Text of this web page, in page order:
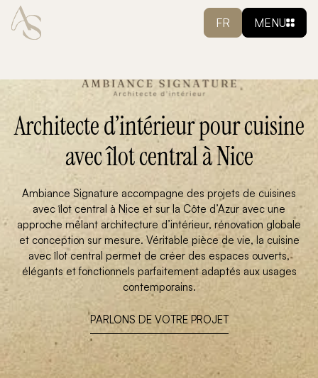
FR MENU
Architecte d’intérieur pour cuisine
avec îlot central à Nice
Ambiance Signature accompagne des projets de cuisines
avec îlot central à Nice et sur la Côte d’Azur avec une
approche mêlant architecture d’intérieur, rénovation globale
et conception sur mesure. Véritable pièce de vie, la cuisine
avec îlot central permet de créer des espaces ouverts,
élégants et fonctionnels parfaitement adaptés aux usages
contemporains.
PARLONS DE VOTRE PROJET